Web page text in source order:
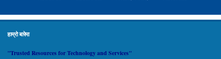
हाम्रो बारेमा
"Trusted Resources for Technology and Services"